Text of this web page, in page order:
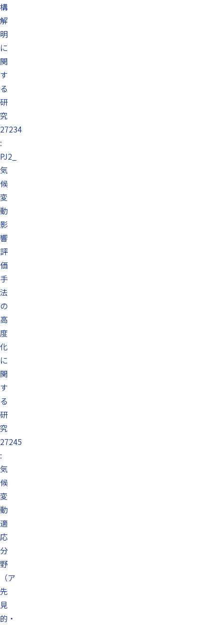
構
解
明
に
関
す
る
研
究
27234
:
PJ2_
気
候
変
動
影
響
評
価
手
法
の
高
度
化
に
関
す
る
研
究
27245
:
気
候
変
動
適
応
分
野
（ア
先
見
的・